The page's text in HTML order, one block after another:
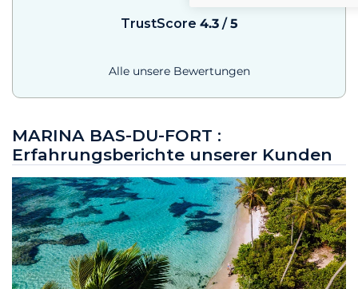
TrustScore 4.3/ 5
Alle unsere Bewertungen
MARINA BAS-DU-FORT :
Erfahrungsberichte unserer Kunden